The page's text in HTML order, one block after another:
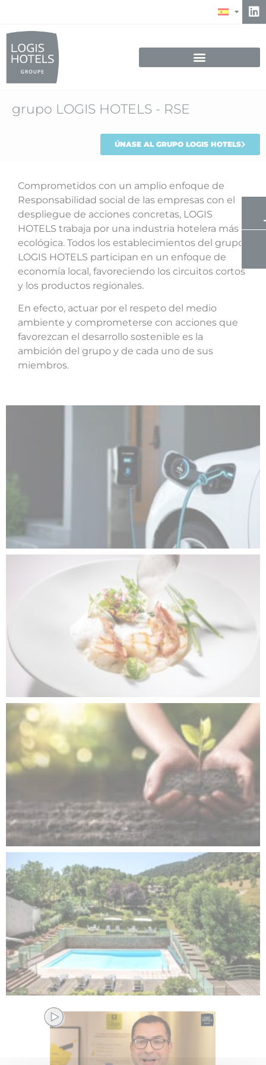
grupo LOGIS HOTELS - RSE
ÚNASE AL GRUPO LOGIS HOTELS
Comprometidos con un amplio enfoque de
Responsabilidad social de las empresas con el
despliegue de acciones concretas, LOGIS
HOTELS trabaja por una industria hotelera más
ecológica. Todos los establecimientos del grupo
LOGIS HOTELS participan en un enfoque de
economía local, favoreciendo los circuitos cortos
y los productos regionales.
En efecto, actuar por el respeto del medio
ambiente y comprometerse con acciones que
favorezcan el desarrollo sostenible es la
ambición del grupo y de cada uno de sus
miembros.